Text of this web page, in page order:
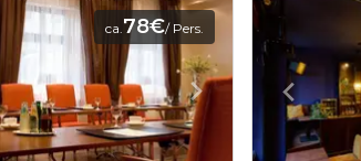
ca.78€/ Pers.